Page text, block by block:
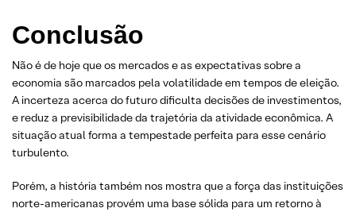
Conclusão
Não é de hoje que os mercados e as expectativas sobre a
economia são marcados pela volatilidade em tempos de eleição.
A incerteza acerca do futuro dificulta decisões de investimentos,
e reduz a previsibilidade da trajetória da atividade econômica. A
situação atual forma a tempestade perfeita para esse cenário
turbulento.
Porém, a história também nos mostra que a força das instituições
norte-americanas provém uma base sólida para um retorno à